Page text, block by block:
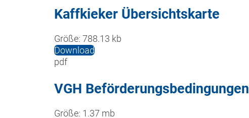
Kaffkieker Übersichtskarte
Größe: 788.13 kb
Download
pdf
VGH Beförderungsbedingungen
Größe: 1.37 mb